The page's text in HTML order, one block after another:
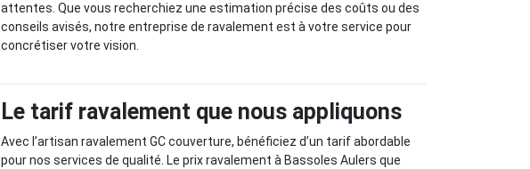
attentes. Que vous recherchiez une estimation précise des coûts ou des
conseils avisés, notre entreprise de ravalement est à votre service pour
concrétiser votre vision.
Le tarif ravalement que nous appliquons
Avec l’artisan ravalement GC couverture, bénéficiez d’un tarif abordable
pour nos services de qualité. Le prix ravalement à Bassoles Aulers que